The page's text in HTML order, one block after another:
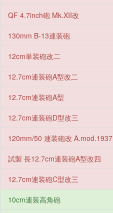
QF 4.7inch砲 Mk.XII改
130mm B-13連装砲
12cm単装砲改二
12.7cm連装砲A型改二
12.7cm連装砲A型
12.7cm連装砲D型改三
120mm/50 連装砲改 A.mod.1937
試製 長12.7cm連装砲A型改四
12.7cm連装砲C型改三
10cm連装高角砲